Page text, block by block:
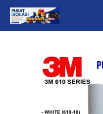
navigation